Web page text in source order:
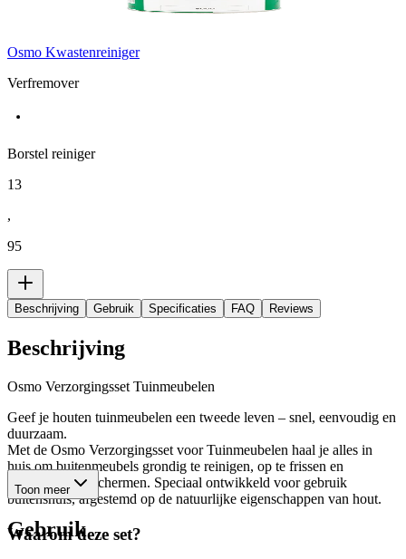
Osmo Kwastenreiniger
Verfremover
Borstel reiniger
13
,
95
Beschrijving Gebruik Specificaties FAQ Reviews
Beschrijving
Osmo Verzorgingsset Tuinmeubelen
Geef je houten tuinmeubelen een tweede leven – snel, eenvoudig en
duurzaam.
Met de Osmo Verzorgingsset voor Tuinmeubelen haal je alles in
huis om buitenmeubels grondig te reinigen, op te frissen en
langdurig te beschermen. Speciaal ontwikkeld voor gebruik
buitenshuis, afgestemd op de natuurlijke eigenschappen van hout.
Waarom deze set?
Toon meer
Gebruik